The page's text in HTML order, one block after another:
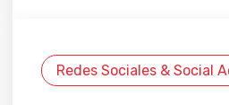
Redes Sociales & Social